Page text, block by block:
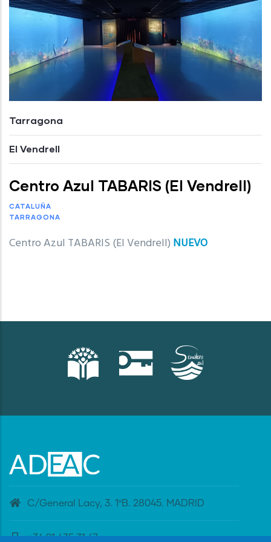
Tarragona
El Vendrell
Centro Azul TABARIS (El Vendrell)
CATALUÑA
TARRAGONA
Centro Azul TABARIS (El Vendrell) NUEVO
C/General Lacy, 3. 1ºB. 28045. MADRID
+34 91 435 31 47